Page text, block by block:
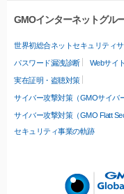
GMOインターネットグル
世界初総合ネットセキュリティ
パスワード漏洩診断 Webサイ
実在証明・盗聴対策
サイバー攻撃対策（GMOサイバ
サイバー攻撃対策（GMO Flatt
セキュリティ事業の軌跡